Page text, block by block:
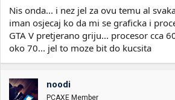
Nis onda... i nez jel za ovu temu al
iman osjecaj ko da mi se graficka i
GTA V pretjerano griju... procesor cca
oko 70... jel to moze bit do kucsita
noodi
PCAXE Member